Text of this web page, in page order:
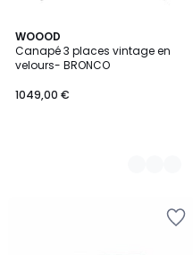
WOOOD
Canapé 3 places vintage en
velours- BRONCO
1049,00 €
3
Couleurs